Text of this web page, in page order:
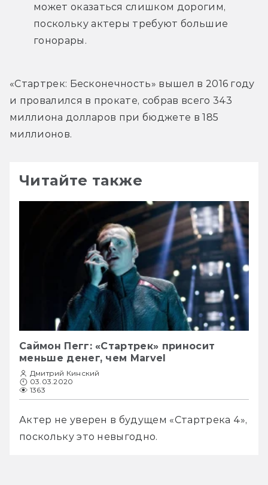
может оказаться слишком дорогим,
поскольку актеры требуют большие
гонорары.
«Стартрек: Бесконечность» вышел в 2016 году
и провалился в прокате, собрав всего 343
миллиона долларов при бюджете в 185
миллионов.
Читайте также
Саймон Пегг: «Стартрек» приносит
меньше денег, чем Marvel
Дмитрий Кинский
03.03.2020
1363
Актер не уверен в будущем «Стартрека 4»,
поскольку это невыгодно.